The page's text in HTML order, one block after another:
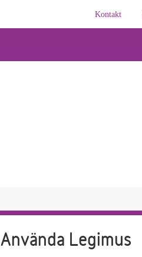
Kontakt
Använda Legimus